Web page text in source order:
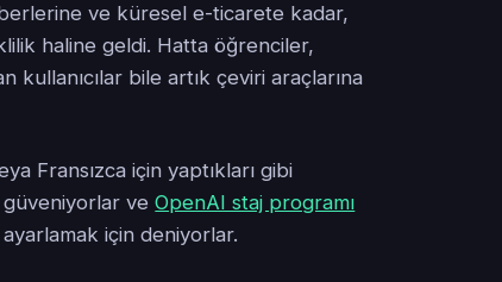
ve küresel e-ticarete kadar,
haline geldi. Hatta öğrenciler,
kullanıcılar bile artık çeviri araçlarına
Fransızca için yaptıkları gibi
güveniyorlar veOpenAI staj programı
ayarlamak için deniyorlar.